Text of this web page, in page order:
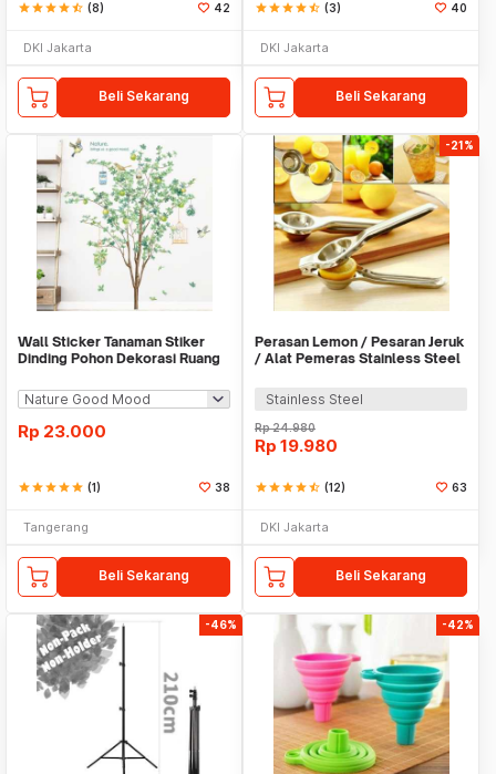
starstarstarstarstar_half (8) 42
DKI Jakarta
Beli Sekarang
starstarstarstarstar_half (3) 40
DKI Jakarta
Beli Sekarang
Wall Sticker Tanaman Stiker
Dinding Pohon Dekorasi Ruang
Rp 23.000
starstarstarstarstar (1) 38
Tangerang
Beli Sekarang
-21%
Perasan Lemon / Pesaran Jeruk
/ Alat Pemeras Stainless Steel
Stainless Steel
Rp24.980
Rp 19.980
starstarstarstarstar_half (12) 63
DKI Jakarta
Beli Sekarang
-46% -42%